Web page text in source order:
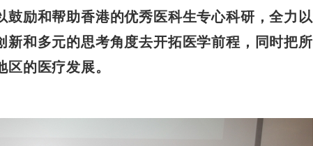
励和帮助香港的优秀医科生专心科研，全力以
新和多元的思考角度去开拓医学前程，同时把所
的医疗发展。